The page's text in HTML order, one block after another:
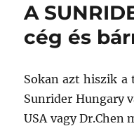
A
cég és
Sokan azt hiszik a
Sunrider Hungary
USA vagy